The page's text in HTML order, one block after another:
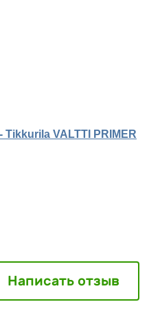
VALTTI PRIMER
Написать отзыв